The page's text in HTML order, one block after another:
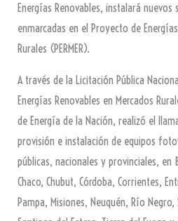
Energías Renovables, instalará
enmarcadas en el Proyecto de
Rurales (PERMER).
A través de la Licitación Pública
Energías Renovables en Mercados
de Energía de la Nación, realizó el
provisión e instalación de equipos
públicas, nacionales y provinciales, en
Chaco, Chubut, Córdoba, Corrientes,
Pampa, Misiones, Neuquén, Río Negro,